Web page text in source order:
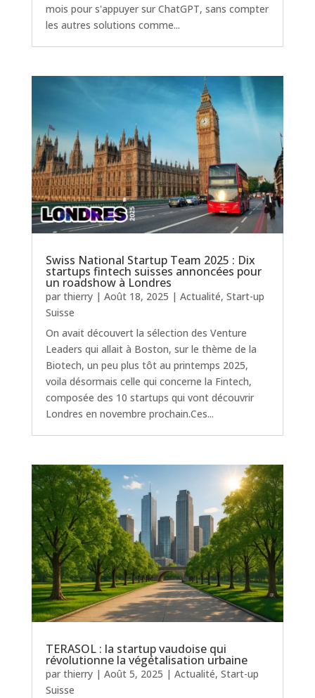
mois pour s'appuyer sur ChatGPT, sans compter
les autres solutions comme...
Swiss National Startup Team 2025 : Dix
startups fintech suisses annoncées pour
un roadshow à Londres
par thierry| Août 18, 2025 | Actualité, Start-up
Suisse
On avait découvert la sélection des Venture
Leaders qui allait à Boston, sur le thème de la
Biotech, un peu plus tôt au printemps 2025,
voila désormais celle qui concerne la Fintech,
composée des 10 startups qui vont découvrir
Londres en novembre prochain.Ces...
TERASOL : la startup vaudoise qui
révolutionne la végétalisation urbaine
par thierry| Août 5, 2025 | Actualité, Start-up
Suisse